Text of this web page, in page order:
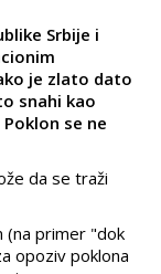
Srbije i
je zlato dato
snahi kao
se ne
da se traži
(na primer "dok
opoziv poklona